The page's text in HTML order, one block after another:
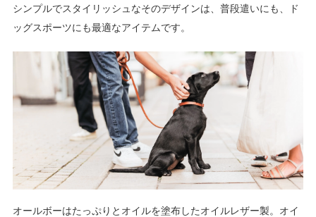
シンプルでスタイリッシュなそのデザインは、普段遣いにも、ド
ッグスポーツにも最適なアイテムです。
オールボーはたっぷりとオイルを塗布したオイルレザー製。オイ